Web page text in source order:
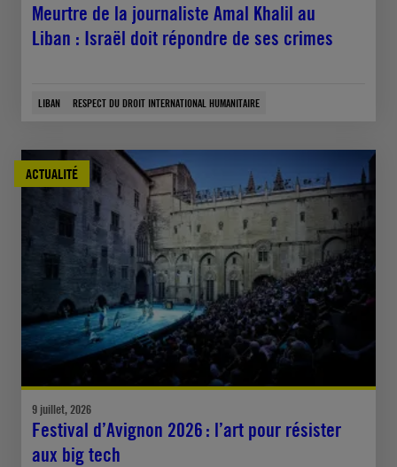
Meurtre de la journaliste Amal Khalil au
Liban : Israël doit répondre de ses crimes
LIBAN RESPECT DU DROIT INTERNATIONAL HUMANITAIRE
ACTUALITÉ
9 juillet, 2026
Festival d’Avignon 2026 : l’art pour résister
aux big tech